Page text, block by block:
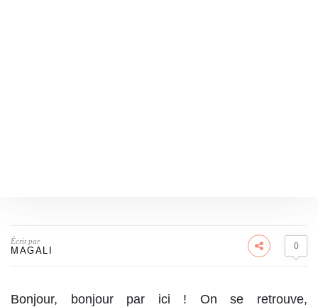
Écrit par
MAGALI 0
Bonjour, bonjour par ici ! On se retrouve,